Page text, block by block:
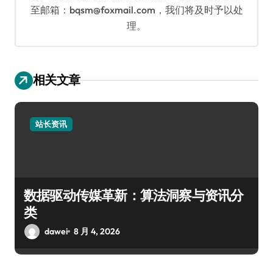
至邮箱：bqsm@foxmail.com，我们将及时予以处
理。
相关文章
站长资讯
数据驱动传媒革新：算法洞察与资讯分
类
dawei 8 月 4, 2026